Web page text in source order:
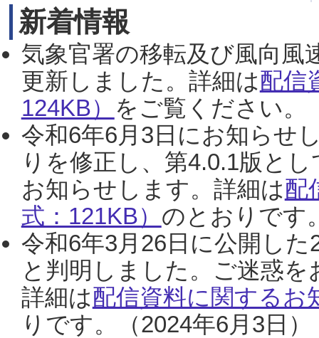
新着情報
気象官署の移転及び風向風
更新しました。詳細は配信
124KB） をご覧ください。
令和6年6月3日にお知らせ
りを修正し、第4.0.1版と
お知らせします。詳細は配
式：121KB） のとおりです
令和6年3月26日に公開し
と判明しました。ご迷惑
詳細は配信資料に関するお
りです。（2024年6月3日）